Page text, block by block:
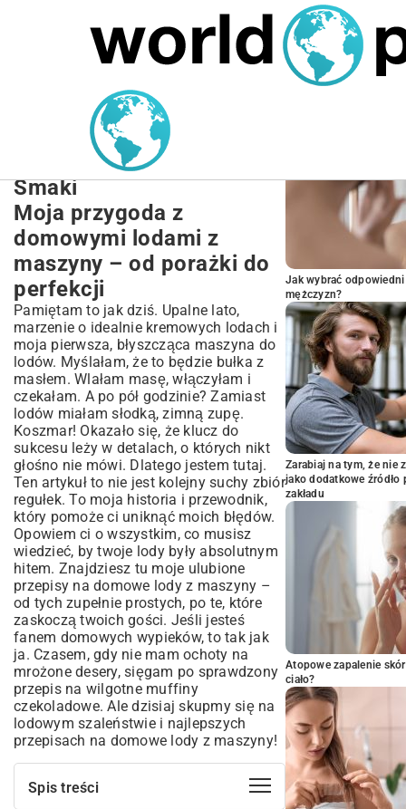
MARIUSZ ŁAMAGA 27.09.2025
Przepisy na Domowe Lody
z Maszyny: Kompletny
Przewodnik i Najlepsze
Smaki
Moja przygoda z
domowymi lodami z
maszyny – od porażki do
perfekcji
Pamiętam to jak dziś. Upalne lato,
marzenie o idealnie kremowych lodach i
moja pierwsza, błyszcząca maszyna do
lodów. Myślałam, że to będzie bułka z
masłem. Wlałam masę, włączyłam i
czekałam. A po pół godzinie? Zamiast
lodów miałam słodką, zimną zupę.
Koszmar! Okazało się, że klucz do
sukcesu leży w detalach, o których nikt
głośno nie mówi. Dlatego jestem tutaj.
Ten artykuł to nie jest kolejny suchy zbiór
regułek. To moja historia i przewodnik,
który pomoże ci uniknąć moich błędów.
Opowiem ci o wszystkim, co musisz
wiedzieć, by twoje lody były absolutnym
hitem. Znajdziesz tu moje ulubione
przepisy na domowe lody z maszyny –
od tych zupełnie prostych, po te, które
zaskoczą twoich gości. Jeśli jesteś
fanem domowych wypieków, to tak jak
ja. Czasem, gdy nie mam ochoty na
mrożone desery, sięgam po sprawdzony
przepis na wilgotne muffiny
czekoladowe. Ale dzisiaj skupmy się na
lodowym szaleństwie i najlepszych
przepisach na domowe lody z maszyny!
Spis treści
Jak wybrać
mężczyzn?
Zarabiaj na tym, że nie
jako dodatkowe
zakładu
Atopowe zapalenie
ciało?